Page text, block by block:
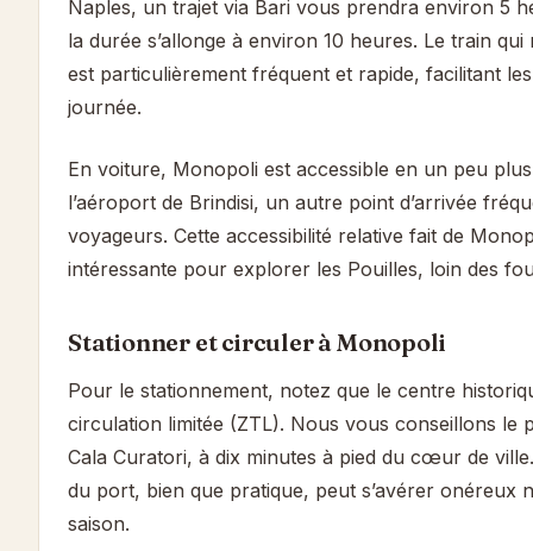
Naples, un trajet via Bari vous prendra environ 5
la durée s’allonge à environ 10 heures. Le train
est particulièrement fréquent et rapide, facilitant
journée.
En voiture, Monopoli est accessible en un peu
l’aéroport de Brindisi, un autre point d’arrivée
voyageurs. Cette accessibilité relative fait de
intéressante pour explorer les Pouilles, loin des
Stationner et circuler à Monopoli
Pour le stationnement, notez que le centre
circulation limitée (ZTL). Nous vous conseillons le
Cala Curatori, à dix minutes à pied du cœur de
du port, bien que pratique, peut s’avérer onéreux
saison.